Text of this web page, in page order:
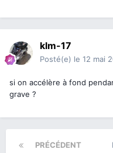
klm-17
Posté(e) le 12 mai
si on accélère à fond
grave ?
PRÉCÉDENT